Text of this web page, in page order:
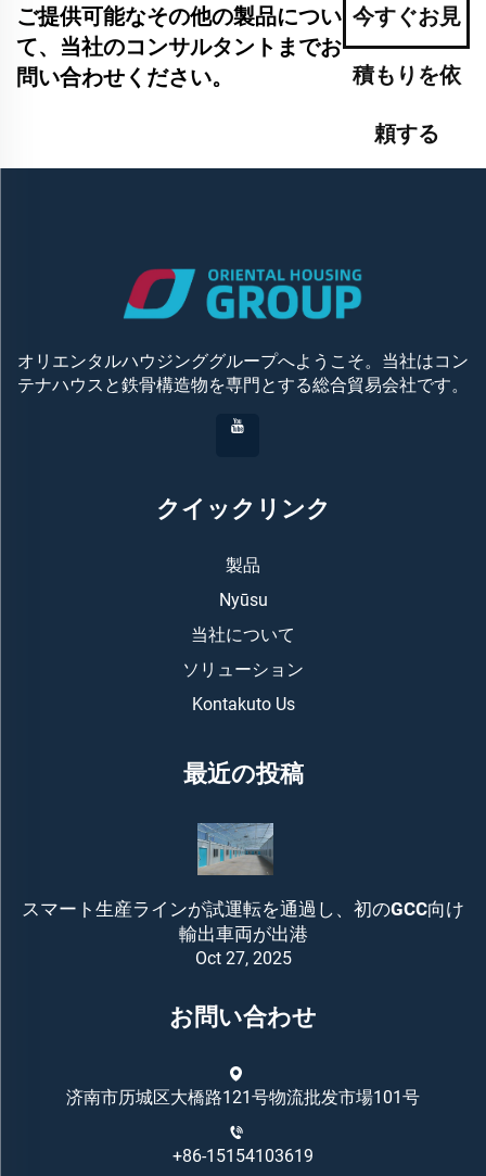
ご提供可能なその他の製品につい
て、当社のコンサルタントまでお
問い合わせください。
今すぐお見
積もりを依
頼する
オリエンタルハウジンググループへようこそ。当社はコン
テナハウスと鉄骨構造物を専門とする総合貿易会社です。
クイックリンク
製品
Nyūsu
当社について
ソリューション
Kontakuto Us
最近の投稿
スマート生産ラインが試運転を通過し、初のGCC向け
輸出車両が出港
Oct 27, 2025
お問い合わせ
济南市历城区大橋路121号物流批发市場101号
+86-15154103619